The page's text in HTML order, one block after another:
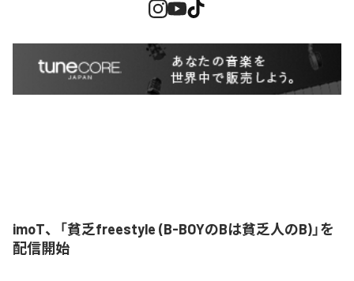
imoT、「貧乏freestyle (B-BOYのBは貧乏人のB)」を
配信開始